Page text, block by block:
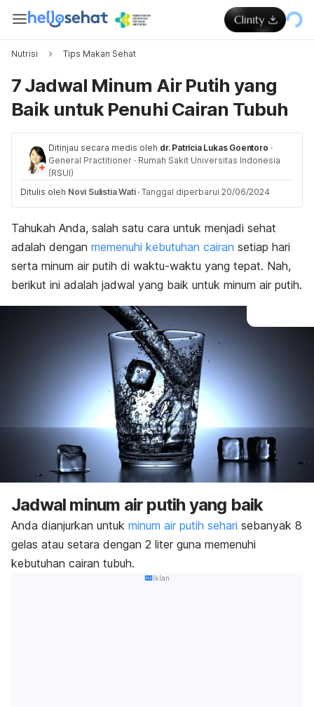
Nutrisi Tips Makan Sehat
7 Jadwal Minum Air Putih yang
Baik untuk Penuhi Cairan Tubuh
Ditinjau secara medis oleh dr. Patricia Lukas Goentoro ·
General Practitioner · Rumah Sakit Universitas Indonesia
(RSUI)
Ditulis oleh Novi Sulistia Wati · Tanggal diperbarui 20/06/2024
Tahukah Anda, salah satu cara untuk menjadi sehat
adalah dengan memenuhi kebutuhan cairan setiap hari
serta minum air putih di waktu-waktu yang tepat. Nah,
berikut ini adalah jadwal yang baik untuk minum air putih.
Jadwal minum air putih yang baik
Anda dianjurkan untuk minum air putih sehari sebanyak 8
gelas atau setara dengan 2 liter guna memenuhi
kebutuhan cairan tubuh.
Iklan